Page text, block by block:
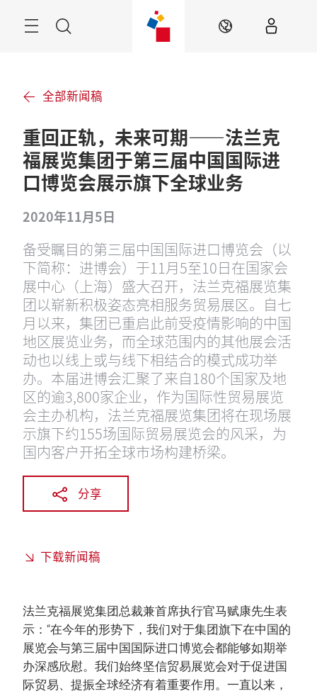
菜
ZH
全部新闻稿
重回正轨，未来可期——法兰克
福展览集团于第三届中国国际进
口博览会展示旗下全球业务
2020年11月5日
备受瞩目的第三届中国国际进口博览会（以
下简称：进博会）于11月5至10日在国家会
展中心（上海）盛大召开，法兰克福展览集
团以崭新积极姿态亮相服务贸易展区。自七
月以来，集团已重启此前受疫情影响的中国
地区展览业务，而全球范围内的其他展会活
动也以线上或与线下相结合的模式成功举
办。本届进博会汇聚了来自180个国家及地
区的逾3,800家企业，作为国际性贸易展览
会主办机构，法兰克福展览集团将在现场展
示旗下约155场国际贸易展览会的风采，为
国内客户开拓全球市场构建桥梁。
分享
下载新闻稿
法兰克福展览集团总裁兼首席执行官马赋康先生表
示：“在今年的形势下，我们对于集团旗下在中国的
展览会与第三届中国国际进口博览会都能够如期举
办深感欣慰。我们始终坚信贸易展览会对于促进国
际贸易、提振全球经济有着重要作用。一直以来，